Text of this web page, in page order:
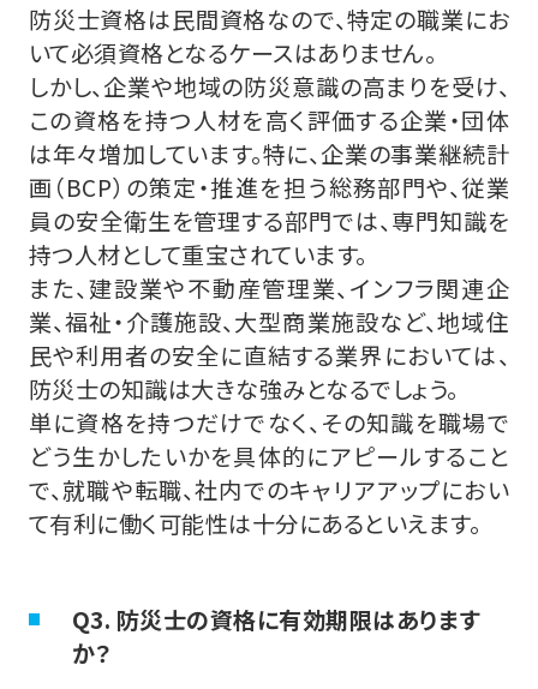
防災士資格は民間資格なので、特定の職業にお
いて必須資格となるケースはありません。
しかし、企業や地域の防災意識の高まりを受け、
この資格を持つ人材を高く評価する企業・団体
は年々増加しています。特に、企業の事業継続計
画（BCP）の策定・推進を担う総務部門や、従業
員の安全衛生を管理する部門では、専門知識を
持つ人材として重宝されています。
また、建設業や不動産管理業、インフラ関連企
業、福祉・介護施設、大型商業施設など、地域住
民や利用者の安全に直結する業界においては、
防災士の知識は大きな強みとなるでしょう。
単に資格を持つだけでなく、その知識を職場で
どう生かしたいかを具体的にアピールすること
で、就職や転職、社内でのキャリアアップにおい
て有利に働く可能性は十分にあるといえます。
Q3. 防災士の資格に有効期限はあります
か？